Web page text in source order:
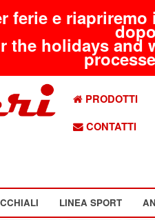
ferie e
the holidays
PRODOTTI
CONTATTI
LINEA SPORT